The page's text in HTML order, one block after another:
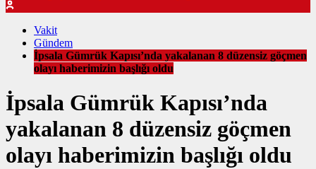
Vakit
Gündem
İpsala Gümrük Kapısı’nda yakalanan 8 düzensiz göçmen
olayı haberimizin başlığı oldu
İpsala Gümrük Kapısı’nda
yakalanan 8 düzensiz göçmen
olayı haberimizin başlığı oldu